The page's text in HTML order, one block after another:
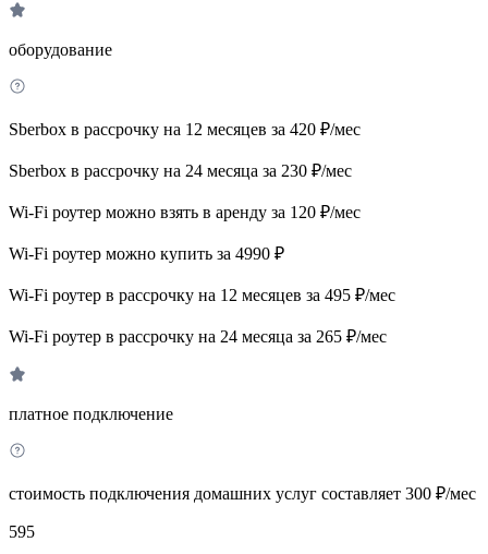
оборудование
Sberbox в рассрочку на 12 месяцев за 420 ₽/мес
Sberbox в рассрочку на 24 месяца за 230 ₽/мес
Wi-Fi роутер можно взять в аренду за 120 ₽/мес
Wi-Fi роутер можно купить за 4990 ₽
Wi-Fi роутер в рассрочку на 12 месяцев за 495 ₽/мес
Wi-Fi роутер в рассрочку на 24 месяца за 265 ₽/мес
платное подключение
стоимость подключения домашних услуг составляет 300 ₽/мес
595